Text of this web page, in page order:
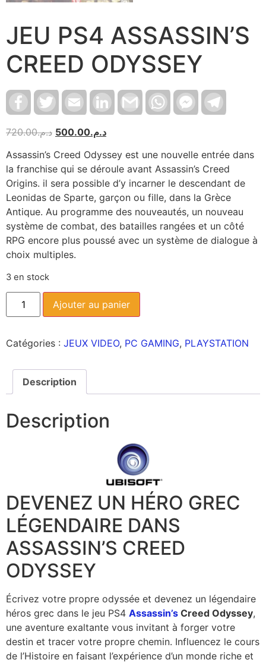
JEU PS4 ASSASSIN’S
CREED ODYSSEY
FacebookTwitter Email LinkedInGmail WhatsAppFacebook
Messenger
د.م.720.00 د.م.500.00
Assassin’s Creed Odyssey est une nouvelle entrée dans
la franchise qui se déroule avant Assassin’s Creed
Origins. il sera possible d’y incarner le descendant de
Leonidas de Sparte, garçon ou fille, dans la Grèce
Antique. Au programme des nouveautés, un nouveau
système de combat, des batailles rangées et un côté
RPG encore plus poussé avec un système de dialogue à
choix multiples.
3 en stock
Ajouter au panier
Catégories : JEUX VIDEO, PC GAMING, PLAYSTATION
Description
Description
DEVENEZ UN HÉRO GREC
LÉGENDAIRE DANS
ASSASSIN’S CREED
ODYSSEY
Écrivez votre propre odyssée et devenez un légendaire
héros grec dans le jeu PS4 Assassin’s Creed Odyssey,
une aventure exaltante vous invitant à forger votre
destin et tracer votre propre chemin. Influencez le cours
de l’Histoire en faisant l’expérience d’un monde riche et